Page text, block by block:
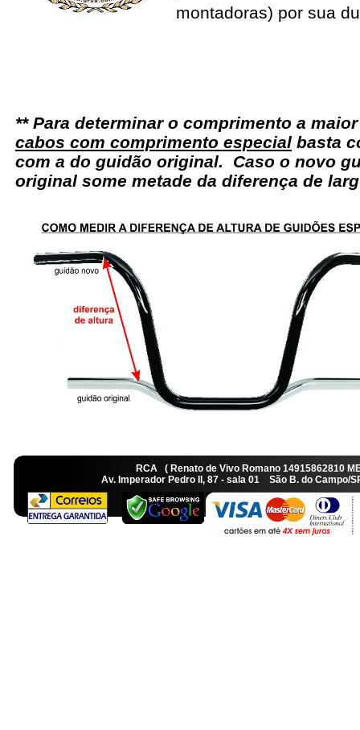
montadoras) por sua
** Para determinar o comprimento a
cabos com comprimento especial basta
com a do guidão original. Caso o novo
original some metade da diferença de
RCA ( Renato de Vivo Romano
Av. Imperador Pedro II, 87 - sala 01 São B. do